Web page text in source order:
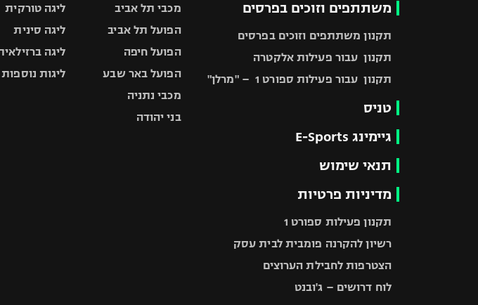
משתתפים וזוכים בפרסים
תקנון משתתפים וזוכים בפרסים
תקנון עבור פעילות אלקטרה
תקנון עבור פעילות ספורט 1 – "מרלן"
טניס
גיימינג E-Sports
תנאי שימוש
מדיניות פרטיות
תקנון פעילות ספורט 1
רשיון להקרנה פומבית לבית עסק
הצטרפות לחבילת הערוצים
לוח דרושים – ג'ובנט
מכבי תל אביב
הפועל תל אביב
הפועל חיפה
הפועל באר שבע
מכבי נתניה
בני יהודה
ליגה טורקית
ליגה סינית
ליגה
ליגות נוספות